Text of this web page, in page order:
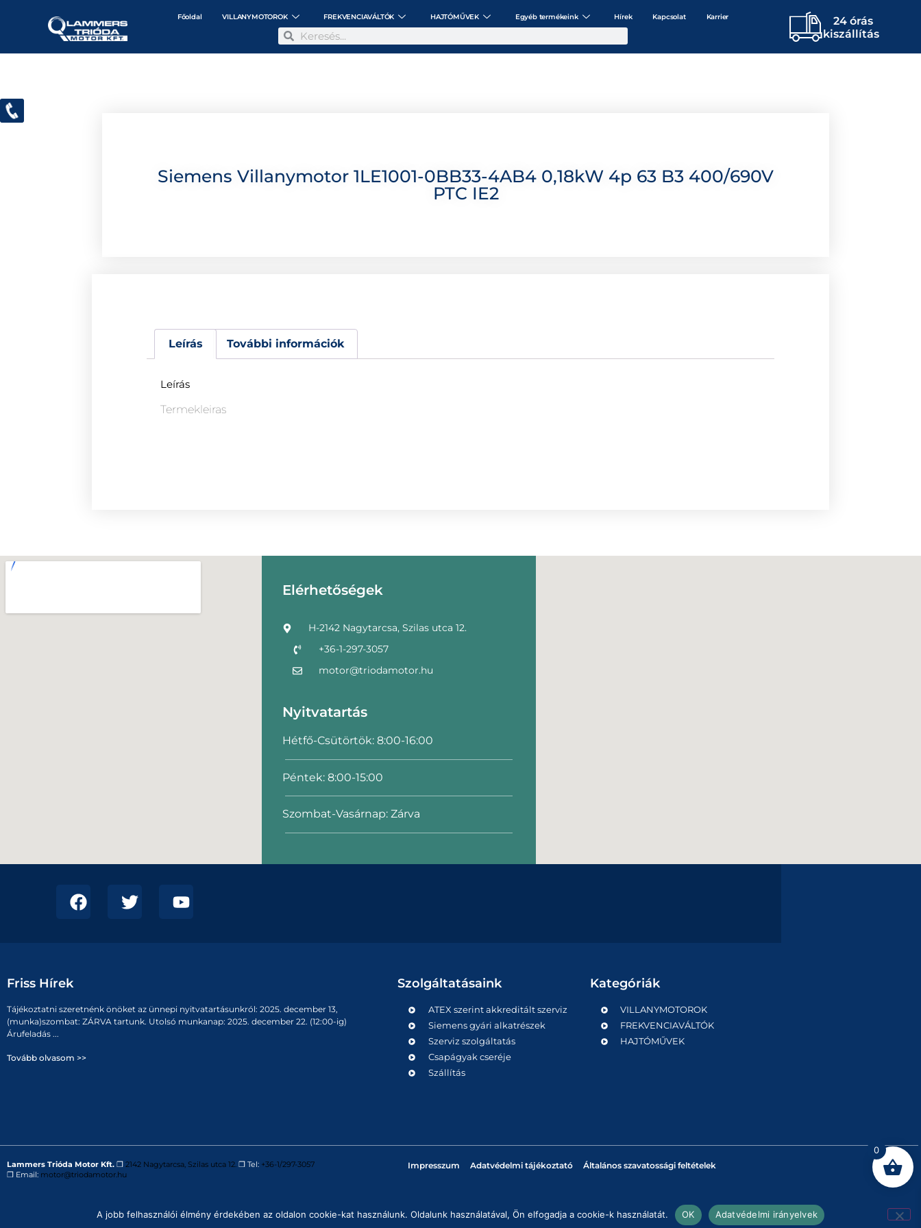
Főoldal VILLANYMOTOROK FREKVENCIAVÁLTÓK HAJTÓMŰVEK Egyéb termékeink Hírek Kapcsolat Karrier
24 órás
kiszállítás
Siemens Villanymotor 1LE1001-0BB33-4AB4 0,18kW 4p 63 B3 400/690V
PTC IE2
Leírás További információk
Leírás
Termekleiras
Elérhetőségek
H-2142 Nagytarcsa, Szilas utca 12.
+36-1-297-3057
motor@triodamotor.hu
Nyitvatartás
Hétfő-Csütörtök: 8:00-16:00
Péntek: 8:00-15:00
Szombat-Vasárnap: Zárva
Friss Hírek
Tájékoztatni szeretnénk önöket az ünnepi nyitvatartásunkról: 2025. december 13,
(munka)szombat: ZÁRVA tartunk. Utolsó munkanap: 2025. december 22. (12:00-ig)
Árufeladás ...
Tovább olvasom >>
Szolgáltatásaink
ATEX szerint akkreditált szerviz
Siemens gyári alkatrészek
Szerviz szolgáltatás
Csapágyak cseréje
Szállítás
Kategóriák
VILLANYMOTOROK
FREKVENCIAVÁLTÓK
HAJTÓMŰVEK
Lammers Trióda Motor Kft. ❒ 2142 Nagytarcsa, Szilas utca 12. ❒ Tel: +36-1/297-3057
❒ Email: motor@triodamotor.hu
Impresszum Adatvédelmi tájékoztató Általános szavatossági feltételek
0
A jobb felhasználói élmény érdekében az oldalon cookie-kat használunk. Oldalunk használatával, Ön elfogadja a cookie-k használatát. OK Adatvédelmi irányelvek